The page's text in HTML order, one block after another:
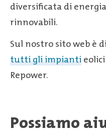
diversificata di
rinnovabili.
Sul nostro sito web è
tutti gli impianti
Repower.
Possiamo